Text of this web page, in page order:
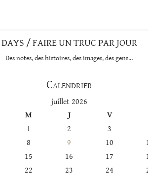
DAYS / FAIRE UN TRUC PAR JOUR
Des notes, des histoires, des images, des gens…
Calendrier
juillet 2026
M J
V
1
2
3
8 9 10
15 16 17
22 23 24